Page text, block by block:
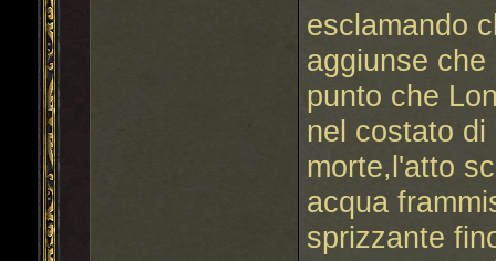
esclamando
aggiunse
punto che
nel costato
morte,l'atto
acqua
sprizzante